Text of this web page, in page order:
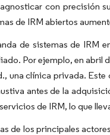
con precisión
de IRM abiertos
de sistemas de IRM
Por ejemplo, en abril
una clínica privada.
antes de la
de IRM, lo que
de los principales